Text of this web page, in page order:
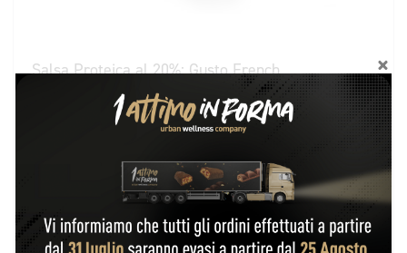
Salsa Proteica al 20%; Gusto French
La nostra Salsa French Proteica è la compagnia ideale
16,78€